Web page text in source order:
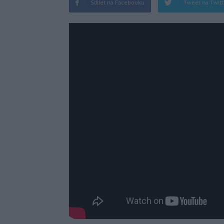
Sdílet na Facebooku Tweet na